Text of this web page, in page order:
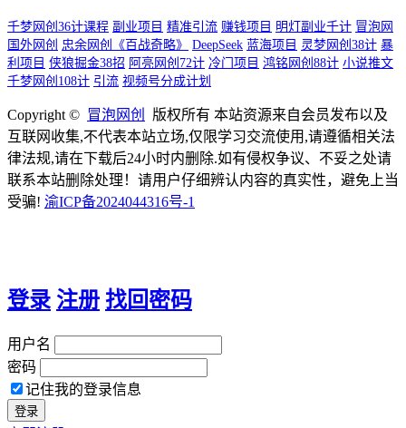
千梦网创36计课程 副业项目 精准引流 赚钱项目 明灯副业千计 冒泡网
国外网创 忠余网创《百战奇略》 DeepSeek 蓝海项目 灵梦网创38计 暴
利项目 侠狼掘金38招 阿亮网创72计 冷门项目 鸿铭网创88计 小说推文
千梦网创108计 引流 视频号分成计划
Copyright © 冒泡网创
版权所有 本站资源来自会员发布以及
互联网收集,不代表本站立场,仅限学习交流使用,请遵循相关法
律法规,请在下载后24小时内删除.如有侵权争议、不妥之处请
联系本站删除处理！请用户仔细辨认内容的真实性，避免上当
受骗! 渝ICP备2024044316号-1
登录 注册 找回密码
用户名
密码
记住我的登录信息